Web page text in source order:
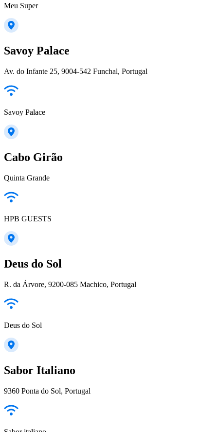
Meu Super
Savoy Palace
Av. do Infante 25, 9004-542 Funchal, Portugal
Savoy Palace
Cabo Girão
Quinta Grande
HPB GUESTS
Deus do Sol
R. da Árvore, 9200-085 Machico, Portugal
Deus do Sol
Sabor Italiano
9360 Ponta do Sol, Portugal